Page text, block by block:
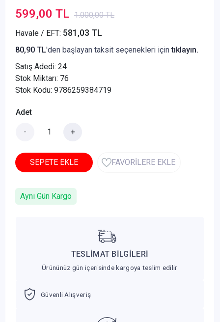
599,00 TL 1.000,00 TL
Havale / EFT: 581,03 TL
80,90 TL'den başlayan taksit seçenekleri içintıklayın.
Satış Adedi: 24
Stok Miktarı: 76
Stok Kodu: 9786259384719
Adet
- +
SEPETE EKLE FAVORİLERE EKLE
Aynı Gün Kargo
TESLİMAT BİLGİLERİ
Ürününüz gün içerisinde kargoya teslim edilir
Güvenli Alışveriş